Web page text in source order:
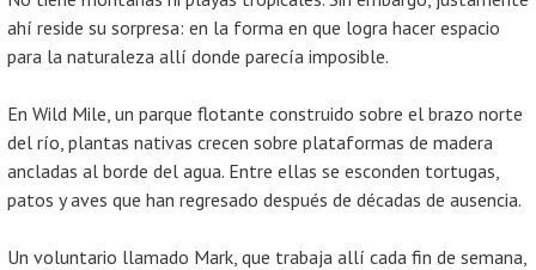
ahí reside su sorpresa: en la forma en que logra hacer espacio
para la naturaleza allí donde parecía imposible.
En Wild Mile, un parque flotante construido sobre el brazo norte
del río, plantas nativas crecen sobre plataformas de madera
ancladas al borde del agua. Entre ellas se esconden tortugas,
patos y aves que han regresado después de décadas de ausencia.
Un voluntario llamado Mark, que trabaja allí cada fin de semana,